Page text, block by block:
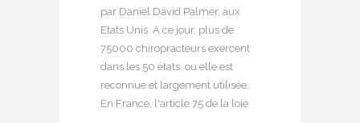
par Daniel David Palmer, aux
Etats Unis. A ce jour, plus de
75000 chiropracteurs exercent
dans les 50 états, ou elle est
reconnue et largement utilisée.
En France, l'article 75 de la loie